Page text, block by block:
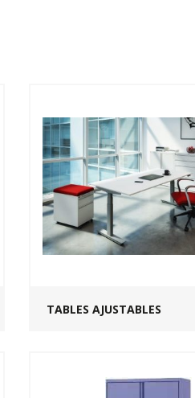
TABLES AJUSTABLES